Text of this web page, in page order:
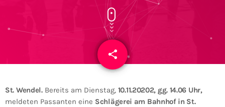
share
email
St. Wendel.Bereits am Dienstag, 10.11.20202, gg. 14.06 Uhr,
meldeten Passanten eine Schlägerei am Bahnhof in St.